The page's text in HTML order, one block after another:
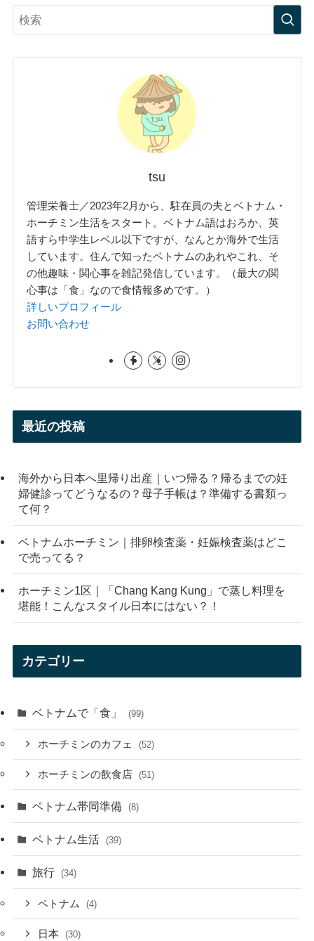
tsu
管理栄養士／2023年2月から、駐在員の夫とベトナム・
ホーチミン生活をスタート。ベトナム語はおろか、英
語すら中学生レベル以下ですが、なんとか海外で生活
しています。住んで知ったベトナムのあれやこれ、そ
の他趣味・関心事を雑記発信しています。（最大の関
心事は「食」なので食情報多めです。）
詳しいプロフィール
お問い合わせ
最近の投稿
海外から日本へ里帰り出産｜いつ帰る？帰るまでの妊
婦健診ってどうなるの？母子手帳は？準備する書類っ
て何？
ベトナムホーチミン｜排卵検査薬・妊娠検査薬はどこ
で売ってる？
ホーチミン1区｜「Chang Kang Kung」で蒸し料理を
堪能！こんなスタイル日本にはない？！
カテゴリー
ベトナムで「食」 (99)
ホーチミンのカフェ (52)
ホーチミンの飲食店 (51)
ベトナム帯同準備 (8)
ベトナム生活 (39)
旅行 (34)
ベトナム (4)
日本 (30)